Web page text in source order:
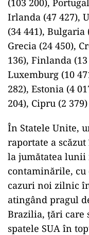
(103 200),
Irlanda (47 427),
(34 441), Bulgaria
Grecia (24 450),
136), Finlanda
Luxemburg (10
282), Estonia (4
204), Cipru (2
În Statele Unite,
raportate a
la jumătatea lunii
contaminările, cu
cazuri noi zilnic
atingând pragul
Brazilia, ţări care
spatele SUA în